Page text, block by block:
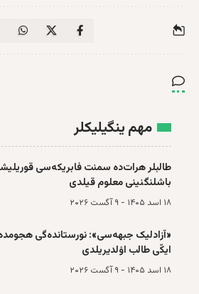
مهم ینگیلیکلر
طالبلر هرات‌ده سمنت فابریکه‌سی
باشلنگنینی معلوم قیلدی
۱۸ اسد ۱۴۰۵ - ۹ آگست ۲۰۲۶
«آزادلیک جبهه‌سی»: نورستانده‌گی
ایکّی طالب اۉلدیریلدی
۱۸ اسد ۱۴۰۵ - ۹ آگست ۲۰۲۶